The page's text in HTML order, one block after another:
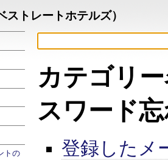
ストレートホテルズ）
トの
カテゴリ
スワード
登録したメ